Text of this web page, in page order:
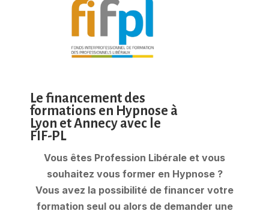
Le financement des
formations en Hypnose à
Lyon et Annecy avec le
FIF-PL
Vous êtes Profession Libérale et vous
souhaitez vous former en Hypnose ?
Vous avez la possibilité de financer votre
formation seul ou alors de demander une